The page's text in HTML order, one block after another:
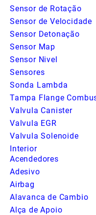
Sensor de Rotação
Sensor de Velocidade
Sensor Detonação
Sensor Map
Sensor Nivel
Sensores
Sonda Lambda
Tampa Flange
Valvula Canister
Valvula EGR
Valvula Solenoide
Interior
Acendedores
Adesivo
Airbag
Alavanca de Cambio
Alça de Apoio